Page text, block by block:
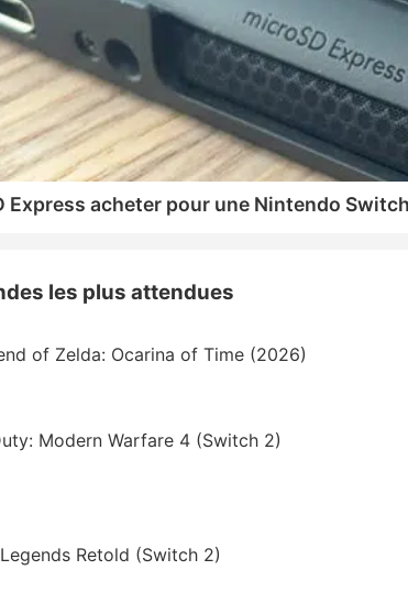
Express acheter pour une Nintendo
les plus attendues
of Zelda: Ocarina of Time (2026)
Modern Warfare 4 (Switch 2)
Retold (Switch 2)